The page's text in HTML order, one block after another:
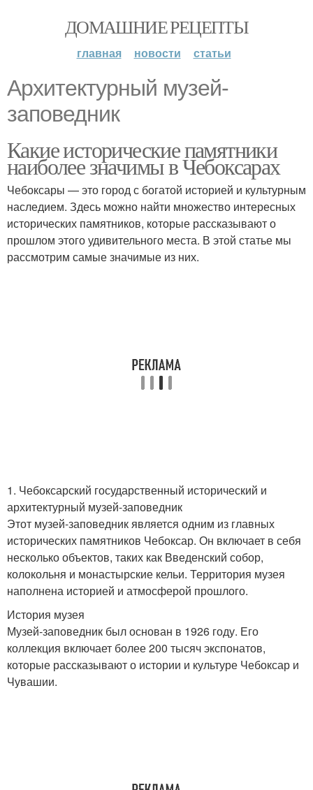
ДОМАШНИЕ РЕЦЕПТЫ
главная новости статьи
Архитектурный музей-
заповедник
Какие исторические памятники
наиболее значимы в Чебоксарах
Чебоксары — это город с богатой историей и культурным
наследием. Здесь можно найти множество интересных
исторических памятников, которые рассказывают о
прошлом этого удивительного места. В этой статье мы
рассмотрим самые значимые из них.
1. Чебоксарский государственный исторический и
архитектурный музей-заповедник
Этот музей-заповедник является одним из главных
исторических памятников Чебоксар. Он включает в себя
несколько объектов, таких как Введенский собор,
колокольня и монастырские кельи. Территория музея
наполнена историей и атмосферой прошлого.
История музея
Музей-заповедник был основан в 1926 году. Его
коллекция включает более 200 тысяч экспонатов,
которые рассказывают о истории и культуре Чебоксар и
Чувашии.